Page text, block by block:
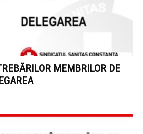
MEMBRILOR DE